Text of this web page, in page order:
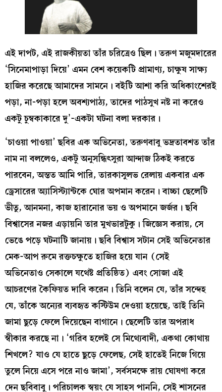
এই দাপট, এই রাজকীয়তা তাঁর চরিত্রেও ছিল। তরুণ মজুমদারের
‘সিনেমাপাড়া দিয়ে’ এমন বেশ কয়েকটি প্রামাণ্য, চাক্ষুষ সাক্ষ্য
হাজির করেছে আমাদের সামনে। বইটি আশা করি অধিকাংশেরই
পড়া, না-পড়া হলে অবশ্যপাঠ্য, তাদের পাঠসুখ নষ্ট না করেও
একটু চুম্বকাকারে দু’-একটা ঘটনা বলা দরকার।
‘চাওয়া পাওয়া’ ছবির এক অভিনেতা, তরুণবাবু ভদ্রতাবশত তাঁর
নাম না বললেও, একটু অনুসন্ধিৎসুরা আন্দাজ ঠিকই করতে
পারবেন, অন্তত আমি পারি, তারকাসুলভ রেলায় একবার এক
ড্রেসারের অ্যাসিস্ট্যান্টকে ঘোর অপমান করেন। বাচ্চা ছেলেটি
ভীতু, আনমনা, কাজ হারানোর ভয় ও অপমানে জর্জর। ছবি
বিশ্বাসের নজর এড়ায়নি তার মুখভারটুকু। জিজ্ঞেস করায়, সে
ভেঙে পড়ে ঘটনাটি জানায়। ছবি বিশ্বাস সটান সেই অভিনেতার
মেক-আপ রুমে রক্তচক্ষুতে হাজির হয়ে যান (সেই
অভিনেতাও সেকালে যথেষ্ট প্রতিষ্ঠিত) এবং সোজা এই
আচরণের কৈফিয়ত দাবি করেন। তিনি বলেন যে, তাঁর সন্দেহ
যে, তাঁকে অন্যের ব্যবহৃত কস্টিউম দেওয়া হয়েছে, তাই তিনি
জামা ছুড়ে ফেলে দিয়েছেন বাগানে। ছেলেটি তার অপরাধ
স্বীকার করছে না। ‘গরিব হলেই সে মিথ্যেবাদী, একথা কোথায়
শিখলে? যাও যে হাতে ছুড়ে ফেলেছ, সেই হাতেই নিজে গিয়ে
তুলে নিয়ে এসে পরে নাও জামা’, সর্বসমক্ষে রায় ঘোষণা করে
দেন ছবিবাবু। পরিচালক স্বয়ং যে সাহস পাননি, সেই শাসনের